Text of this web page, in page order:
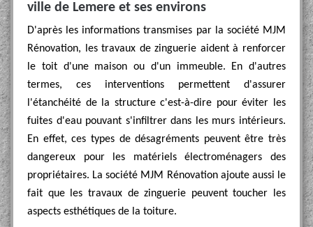
ville de Lemere et ses environs
D'après les informations transmises par la société MJM
Rénovation, les travaux de zinguerie aident à renforcer
le toit d'une maison ou d'un immeuble. En d'autres
termes, ces interventions permettent d'assurer
l'étanchéité de la structure c'est-à-dire pour éviter les
fuites d'eau pouvant s'infiltrer dans les murs intérieurs.
En effet, ces types de désagréments peuvent être très
dangereux pour les matériels électroménagers des
propriétaires. La société MJM Rénovation ajoute aussi le
fait que les travaux de zinguerie peuvent toucher les
aspects esthétiques de la toiture.